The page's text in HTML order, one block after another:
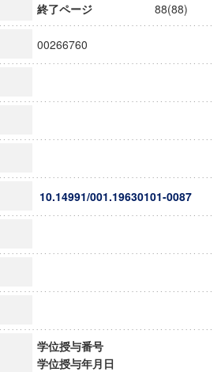
終了ページ
88(88)
00266760
10.14991/001.19630101-0087
学位授与番号
学位授与年月日